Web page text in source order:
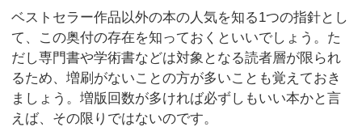
ベストセラー作品以外の本の人気を知る1つの指針とし
て、この奥付の存在を知っておくといいでしょう。た
だし専門書や学術書などは対象となる読者層が限られ
るため、増刷がないことの方が多いことも覚えておき
ましょう。増版回数が多ければ必ずしもいい本かと言
えば、その限りではないのです。